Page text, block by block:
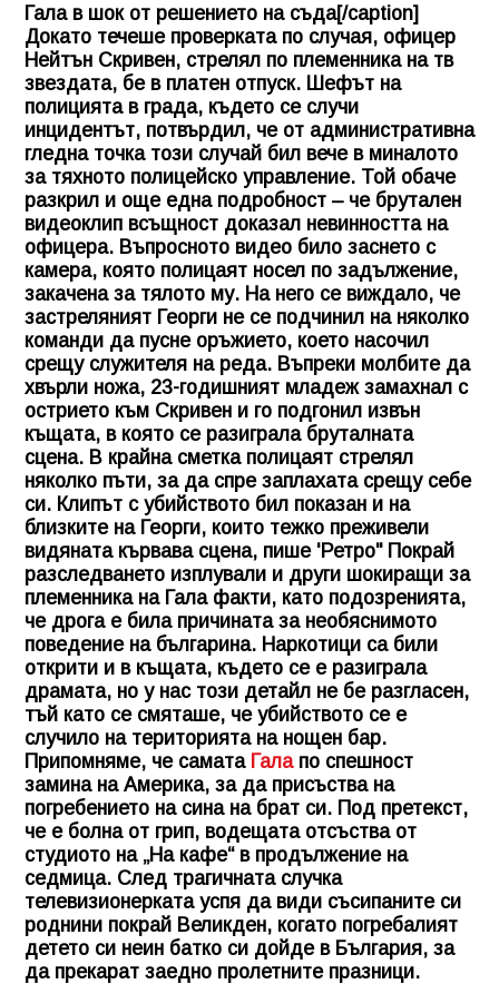
Гала в шок от решението на съда[/caption]
Докато течеше проверката по случая, офицер
Нейтън Скривен, стрелял по племенника на тв
звездата, бе в платен отпуск. Шефът на
полицията в града, където се случи
инцидентът, потвърдил, че от административна
гледна точка този случай бил вече в миналото
за тяхното полицейско управлениe. Той обаче
разкрил и още една подробност – че брутален
видеоклип всъщност доказал невинността на
офицера. Въпросното видео било заснето с
камера, която полицаят носел по задължение,
закачена за тялото му. На него се виждало, че
застреляният Георги не се подчинил на няколко
команди да пусне оръжието, което насочил
срещу служителя на реда. Въпреки молбите да
хвърли ножа, 23-годишният младеж замахнал с
острието към Скривен и го подгонил извън
къщата, в която се разиграла бруталната
сцена. В крайна сметка полицаят стрелял
няколко пъти, за да спре заплахата срещу себе
си. Клипът с убийството бил показан и на
близките на Георги, които тежко преживели
видяната кървава сцена, пише 'Ретро" Покрай
разследването изплували и други шокиращи за
племенника на Гала факти, като подозренията,
че дрога е била причината за необяснимото
поведение на българина. Наркотици са били
открити и в къщата, където се е разиграла
драмата, но у нас този детайл не бе разгласен,
тъй като се смяташе, че убийството се е
случило на територията на нощен бар.
Припомняме, че самата Галапо спешност
замина на Америка, за да присъства на
погребението на сина на брат си. Под претекст,
че е болна от грип, водещата отсъства от
студиото на „На кафе“ в продължение на
седмица. След трагичната случка
телевизионерката успя да види съсипаните си
роднини покрай Великден, когато погребалият
детето си неин батко си дойде в България, за
да прекарат заедно пролетните празници.